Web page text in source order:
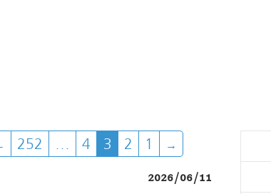
1
2
3
4
…
252
2026/06/11